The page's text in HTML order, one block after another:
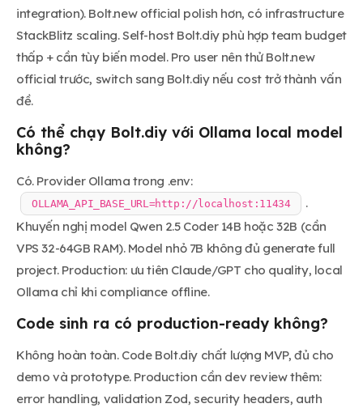
integration). Bolt.new official polish hơn, có infrastructure
StackBlitz scaling. Self-host Bolt.diy phù hợp team budget
thấp + cần tùy biến model. Pro user nên thử Bolt.new
official trước, switch sang Bolt.diy nếu cost trở thành vấn
đề.
Có thể chạy Bolt.diy với Ollama local model
không?
Có. Provider Ollama trong .env:
OLLAMA_API_BASE_URL=http://localhost:11434
.
Khuyến nghị model Qwen 2.5 Coder 14B hoặc 32B (cần
VPS 32-64GB RAM). Model nhỏ 7B không đủ generate full
project. Production: ưu tiên Claude/GPT cho quality, local
Ollama chỉ khi compliance offline.
Code sinh ra có production-ready không?
Không hoàn toàn. Code Bolt.diy chất lượng MVP, đủ cho
demo và prototype. Production cần dev review thêm:
error handling, validation Zod, security headers, auth